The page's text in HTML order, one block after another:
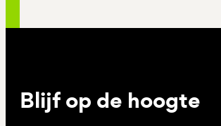
Blijf op de hoogte